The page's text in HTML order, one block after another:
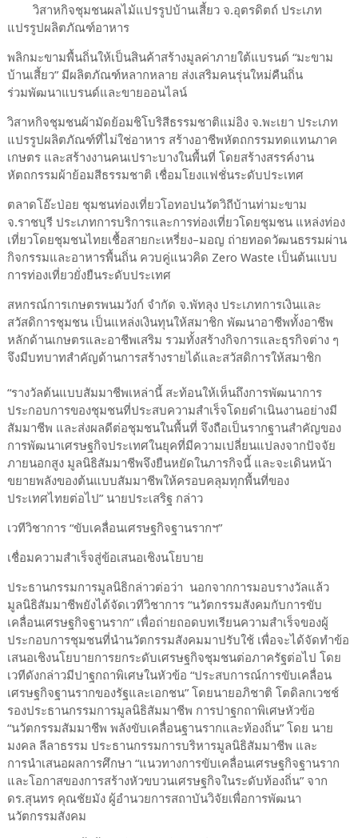
วิสาหกิจชุมชนผลไม้แปรรูปบ้านเสี้ยว จ.อุตรดิตถ์ ประเภท
แปรรูปผลิตภัณฑ์อาหาร
พลิกมะขามพื้นถิ่นให้เป็นสินค้าสร้างมูลค่าภายใต้แบรนด์ “มะขาม
บ้านเสี้ยว” มีผลิตภัณฑ์หลากหลาย ส่งเสริมคนรุ่นใหม่คืนถิ่น
ร่วมพัฒนาแบรนด์และขายออนไลน์
วิสาหกิจชุมชนผ้ามัดย้อมชิโบริสีธรรมชาติแม่อิง จ.พะเยา ประเภท
แปรรูปผลิตภัณฑ์ที่ไม่ใช่อาหาร สร้างอาชีพหัตถกรรมทดแทนภาค
เกษตร และสร้างงานคนเปราะบางในพื้นที่ โดยสร้างสรรค์งาน
หัตถกรรมผ้าย้อมสีธรรมชาติ เชื่อมโยงแฟชั่นระดับประเทศ
ตลาดโอ๊ะป่อย ชุมชนท่องเที่ยวโอทอปนวัตวิถีบ้านท่ามะขาม
จ.ราชบุรี ประเภทการบริการและการท่องเที่ยวโดยชุมชน แหล่งท่อง
เที่ยวโดยชุมชนไทยเชื้อสายกะเหรี่ยง–มอญ ถ่ายทอดวัฒนธรรมผ่าน
กิจกรรมและอาหารพื้นถิ่น ควบคู่แนวคิด Zero Waste เป็นต้นแบบ
การท่องเที่ยวยั่งยืนระดับประเทศ
สหกรณ์การเกษตรพนมวังก์ จำกัด จ.พัทลุง ประเภทการเงินและ
สวัสดิการชุมชน เป็นแหล่งเงินทุนให้สมาชิก พัฒนาอาชีพทั้งอาชีพ
หลักด้านเกษตรและอาชีพเสริม รวมทั้งสร้างกิจการและธุรกิจต่าง ๆ
จึงมีบทบาทสำคัญด้านการสร้างรายได้และสวัสดิการให้สมาชิก
“รางวัลต้นแบบสัมมาชีพเหล่านี้ สะท้อนให้เห็นถึงการพัฒนาการ
ประกอบการของชุมชนที่ประสบความสำเร็จโดยดำเนินงานอย่างมี
สัมมาชีพ และส่งผลดีต่อชุมชนในพื้นที่ จึงถือเป็นรากฐานสำคัญของ
การพัฒนาเศรษฐกิจประเทศในยุคที่มีความเปลี่ยนแปลงจากปัจจัย
ภายนอกสูง มูลนิธิสัมมาชีพจึงยืนหยัดในภารกิจนี้ และจะเดินหน้า
ขยายพลังของต้นแบบสัมมาชีพให้ครอบคลุมทุกพื้นที่ของ
ประเทศไทยต่อไป” นายประเสริฐ กล่าว
เวทีวิชาการ “ขับเคลื่อนเศรษฐกิจฐานรากฯ”
เชื่อมความสำเร็จสู่ข้อเสนอเชิงนโยบาย
ประธานกรรมการมูลนิธิกล่าวต่อว่า นอกจากการมอบรางวัลแล้ว
มูลนิธิสัมมาชีพยังได้จัดเวทีวิชาการ “นวัตกรรมสังคมกับการขับ
เคลื่อนเศรษฐกิจฐานราก” เพื่อถ่ายถอดบทเรียนความสำเร็จของผู้
ประกอบการชุมชนที่นำนวัตกรรมสังคมมาปรับใช้ เพื่อจะได้จัดทำข้อ
เสนอเชิงนโยบายการยกระดับเศรษฐกิจชุมชนต่อภาครัฐต่อไป โดย
เวทีดังกล่าวมีปาฐกถาพิเศษในหัวข้อ “ประสบการณ์การขับเคลื่อน
เศรษฐกิจฐานรากของรัฐและเอกชน” โดยนายอภิชาติ โตดิลกเวชช์
รองประธานกรรมการมูลนิธิสัมมาชีพ การปาฐกถาพิเศษหัวข้อ
“นวัตกรรมสัมมาชีพ พลังขับเคลื่อนฐานรากและท้องถิ่น” โดย นาย
มงคล ลีลาธรรม ประธานกรรมการบริหารมูลนิธิสัมมาชีพ และ
การนำเสนอผลการศึกษา “แนวทางการขับเคลื่อนเศรษฐกิจฐานราก
และโอกาสของการสร้างหัวขบวนเศรษฐกิจในระดับท้องถิ่น” จาก
ดร.สุนทร คุณชัยมัง ผู้อำนวยการสถาบันวิจัยเพื่อการพัฒนา
นวัตกรรมสังคม